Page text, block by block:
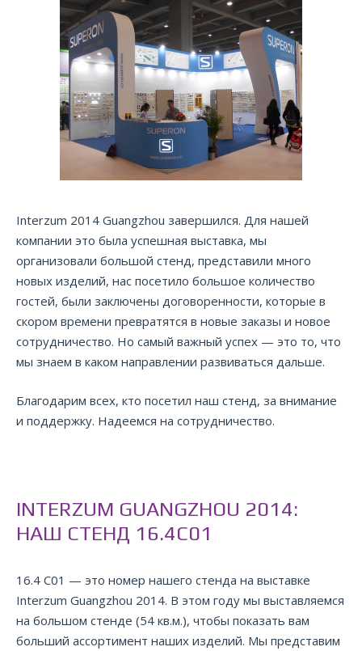
Interzum 2014 Guangzhou завершился. Для нашей
компании это была успешная выставка, мы
организовали большой стенд, представили много
новых изделий, нас посетило большое количество
гостей, были заключены договоренности, которые в
скором времени превратятся в новые заказы и новое
сотрудничество. Но самый важный успех — это то, что
мы знаем в каком направлении развиваться дальше.
Благодарим всех, кто посетил наш стенд, за внимание
и поддержку. Надеемся на сотрудничество.
INTERZUM GUANGZHOU 2014:
НАШ СТЕНД 16.4C01
16.4 С01 — это номер нашего стенда на выставке
Interzum Guangzhou 2014. В этом году мы выставляемся
на большом стенде (54 кв.м.), чтобы показать вам
больший ассортимент наших изделий. Мы представим